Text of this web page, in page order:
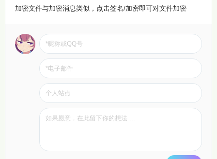
加密文件与加密消息类似，点击签名/加密即可对文件加密